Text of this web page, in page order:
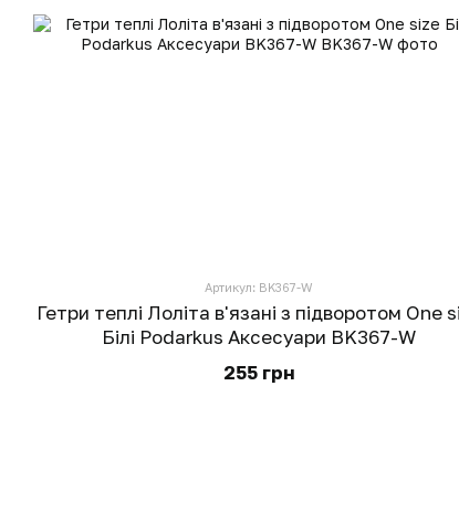
Артикул: BK367-W
Гетри теплі Лоліта в'язані з підворотом One
Білі Podarkus Аксесуари BK367-W
255 грн